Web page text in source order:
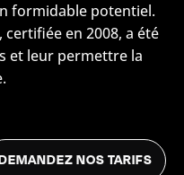
formidable potentiel.
en 2008, a été
et leur permettre la